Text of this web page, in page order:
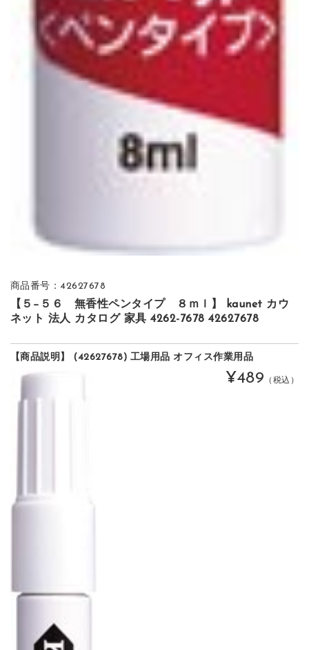
商品番号：42627678
【５−５６ 無香性ペンタイプ ８ｍｌ】 kaunet カウ
ネット 法人 カタログ 家具 4262-7678 42627678
【商品説明】 (42627678) 工場用品 オフィス作業用品
¥489 （税込）